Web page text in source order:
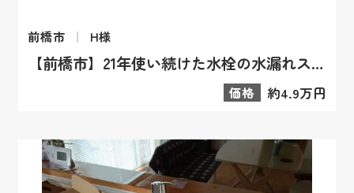
前橋市 H様
【前橋市】21年使い続けた水栓の水漏れストレスを解消！最新のクリーンシャワーで毎日の食器洗いがパッと快適に
価格 約4.9万円